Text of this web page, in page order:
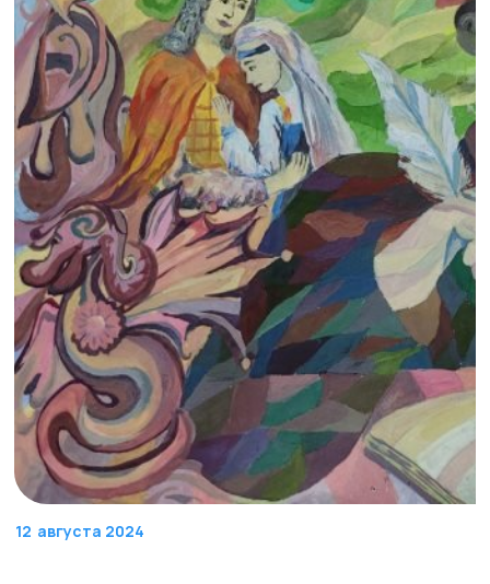
12 августа 2024